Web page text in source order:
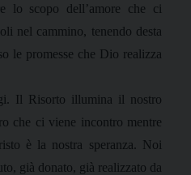
lo scopo dell’amore che ci
nel cammino, tenendo desta
le promesse che Dio realizza
Il Risorto illumina il nostro
che ci viene incontro mentre
è la nostra speranza. Noi
già donato, già realizzato da